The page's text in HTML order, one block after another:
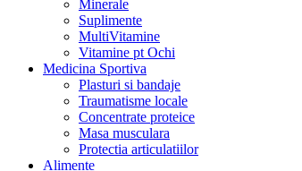
Minerale
Suplimente
MultiVitamine
Vitamine pt Ochi
Medicina Sportiva
Plasturi si bandaje
Traumatisme locale
Concentrate proteice
Masa musculara
Protectia articulatiilor
Alimente